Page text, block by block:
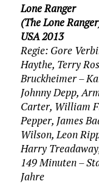
Lone Ranger
(The Lone
USA 2013
Regie: Gore
Haythe, Terry
Bruckheimer –
Johnny Depp,
Carter, William
Pepper, James
Wilson, Leon
Harry
149 Minuten –
Jahre